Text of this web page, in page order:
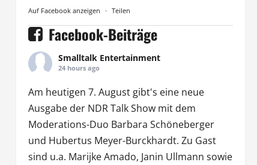
Auf Facebook anzeigen · Teilen
Facebook-Beiträge
Smalltalk Entertainment
24 hours ago
Am heutigen 7. August gibt's eine neue
Ausgabe der NDR Talk Showmit dem
Moderations-Duo Barbara Schöneberger
und Hubertus Meyer-Burckhardt. Zu Gast
sind u.a. Marijke Amado, Janin Ullmann sowie